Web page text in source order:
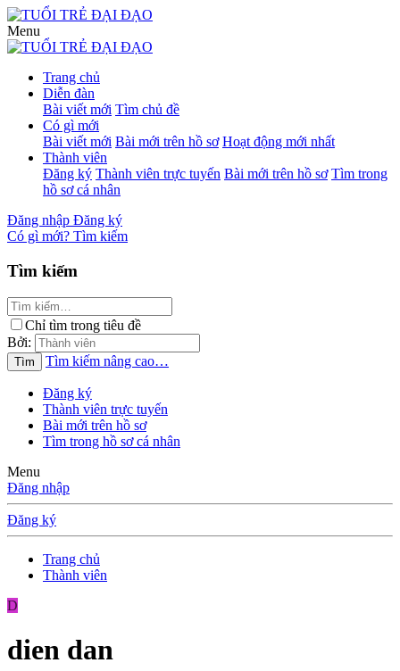
Menu
Trang chủ
Diễn đàn
Bài viết mới Tìm chủ đề
Có gì mới
Bài viết mới Bài mới trên hồ sơ Hoạt động mới nhất
Thành viên
Đăng ký Thành viên trực tuyến Bài mới trên hồ sơ Tìm trong
hồ sơ cá nhân
Đăng nhập Đăng ký
Có gì mới? Tìm kiếm
Tìm kiếm
Chỉ tìm trong tiêu đề
Bởi:
Tìm Tìm kiếm nâng cao…
Đăng ký
Thành viên trực tuyến
Bài mới trên hồ sơ
Tìm trong hồ sơ cá nhân
Menu
Đăng nhập
Đăng ký
Trang chủ
Thành viên
D
dien dan